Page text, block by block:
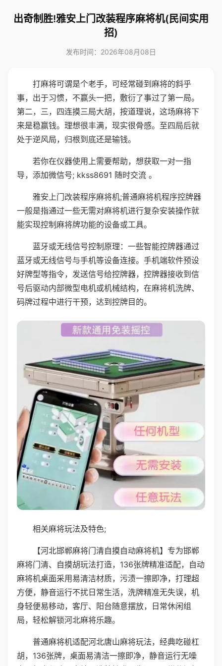
出奇制胜!雅安上门改装程序麻将机(民间实用
招)
发布时间：2026年08月08日
打麻将可谓是个老手，可经常碰到麻将的斜乎
事，出于习惯，不赢头一把，敷衍了事过了第一局。
第二，三，四连摸三局大胡，按道理说，这场麻将下
来是稳赢钱。理想很丰满，现实很骨感。至四局后就
处于逆风局，归根到底还是输钱。
若你在仪器使用上需要帮助，想获取一对一指
导，添加微信号; kkss8691 随时交流 。
雅安上门改装程序麻将机;普通麻将机程序控牌器
一般是指通过一些无需对麻将机进行复杂安装操作就
能实现控制麻将牌功能的设备或工具。
蓝牙或无线信号控制原理：一些智能控牌器通过
蓝牙或无线信号与手机等设备连接。手机端软件预设
好牌型等指令，发送信号给控牌器，控牌器接收到信
号后驱动内部微型电机或机械结构，在麻将机洗牌、
码牌过程中进行干预，达到控牌目的。
相关麻将玩法及特色;
【河北邯郸麻将门清自摸自动麻将机】专为邯郸
麻将门清、自摸胡玩法打造，136张牌精准适配，自动
麻将机桌面采用易清洁材质，污渍一擦即净，打理超
方便，静音运行不扰日常生活，洗牌精准无失误，机
身轻便易移动，客厅、阳台随意摆放，日常休闲组
局，轻松解锁河北麻将乐趣。
普通麻将机适配河北唐山麻将玩法，经典吃碰杠
胡，136张牌，桌面易清洁一擦即净，静音运行无噪